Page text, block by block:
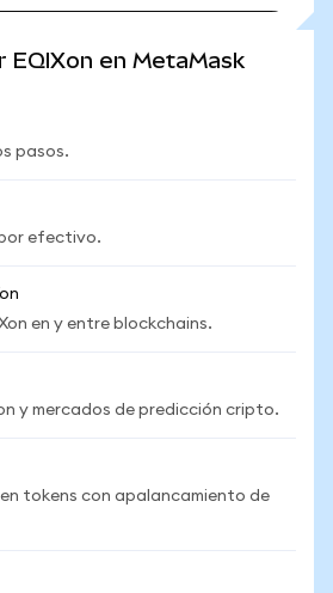
EQIXon en MetaMask
pasos.
efectivo.
en y entre blockchains.
y mercados de predicción cripto.
tokens con apalancamiento de